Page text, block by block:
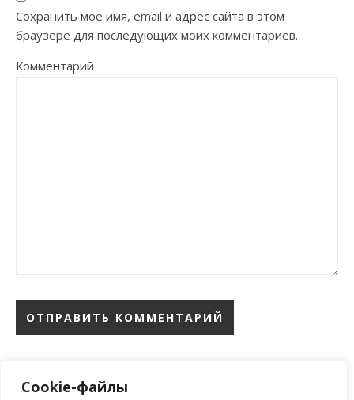
Cookie-файлы
Сохранить моё имя, email и адрес сайта в этом
браузере для последующих моих комментариев.
Комментарий